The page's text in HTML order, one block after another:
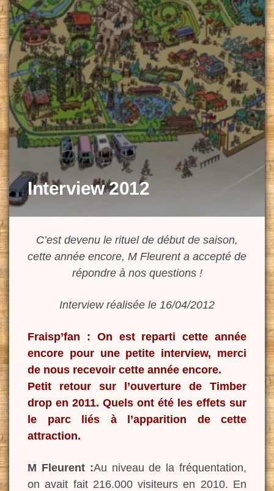
Interview 2012
C’est devenu le rituel de début de saison,
cette année encore, M Fleurent a accepté de
répondre à nos questions !
Interview réalisée le 16/04/2012
Fraisp’fan : On est reparti cette année
encore pour une petite interview, merci
de nous recevoir cette année encore.
Petit retour sur l’ouverture de Timber
drop en 2011. Quels ont été les effets sur
le parc liés à l’apparition de cette
attraction.
M Fleurent :Au niveau de la fréquentation,
on avait fait 216.000 visiteurs en 2010. En